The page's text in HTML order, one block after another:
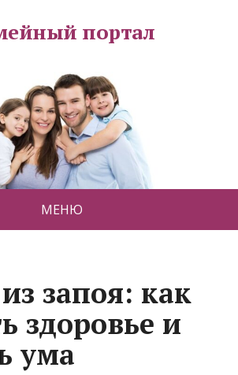
портал
МЕНЮ
запоя: как
здоровье и
ума